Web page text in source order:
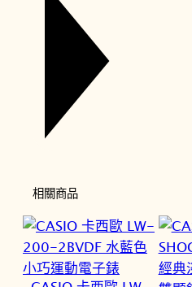
相關商品